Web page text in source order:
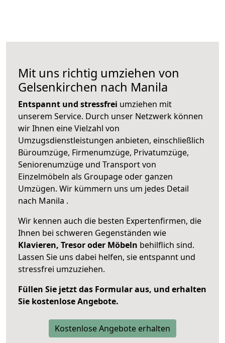
Mit uns richtig umziehen von
Gelsenkirchen nach Manila
Entspannt und stressfrei umziehen mit
unserem Service. Durch unser Netzwerk können
wir Ihnen eine Vielzahl von
Umzugsdienstleistungen anbieten, einschließlich
Büroumzüge, Firmenumzüge, Privatumzüge,
Seniorenumzüge und Transport von
Einzelmöbeln als Groupage oder ganzen
Umzügen. Wir kümmern uns um jedes Detail
nach Manila .
Wir kennen auch die besten Expertenfirmen, die
Ihnen bei schweren Gegenständen wie
Klavieren, Tresor oder Möbeln behilflich sind.
Lassen Sie uns dabei helfen, sie entspannt und
stressfrei umzuziehen.
Füllen Sie jetzt das Formular aus, und erhalten
Sie kostenlose Angebote.
Kostenlose Angebote erhalten